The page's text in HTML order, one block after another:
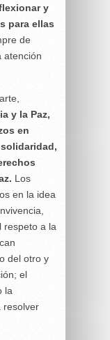
y
para ellas
de
atención
y la Paz,
en
Los
en la idea
respeto a la
del otro y
el
la
resolver